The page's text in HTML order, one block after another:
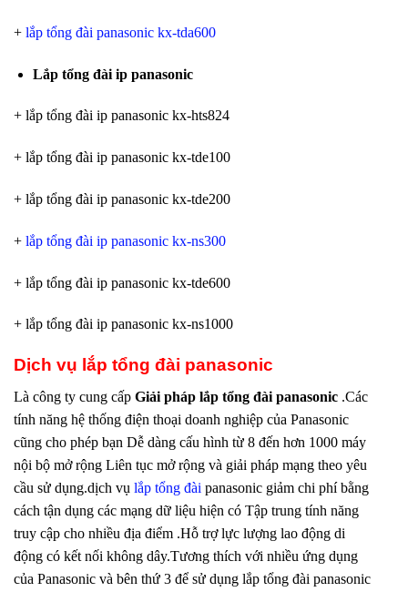
+ lắp tổng đài panasonic kx-tda600
Lắp tổng đài ip panasonic
+ lắp tổng đài ip panasonic kx-hts824
+ lắp tổng đài ip panasonic kx-tde100
+ lắp tổng đài ip panasonic kx-tde200
+ lắp tổng đài ip panasonic kx-ns300
+ lắp tổng đài ip panasonic kx-tde600
+ lắp tổng đài ip panasonic kx-ns1000
Dịch vụ lắp tổng đài panasonic
Là công ty cung cấp Giải pháp lắp tổng đài panasonic .Các
tính năng hệ thống điện thoại doanh nghiệp của Panasonic
cũng cho phép bạn Dễ dàng cấu hình từ 8 đến hơn 1000 máy
nội bộ mở rộng Liên tục mở rộng và giải pháp mạng theo yêu
cầu sử dụng.dịch vụ lắp tổng đài panasonic giảm chi phí bằng
cách tận dụng các mạng dữ liệu hiện có Tập trung tính năng
truy cập cho nhiều địa điểm .Hỗ trợ lực lượng lao động di
động có kết nối không dây.Tương thích với nhiều ứng dụng
của Panasonic và bên thứ 3 để sử dụng lắp tổng đài panasonic